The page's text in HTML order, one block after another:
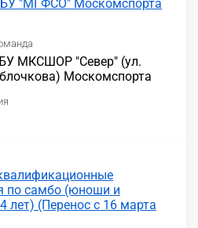
"МГФСО" Москомспорта
МКСШОР "Север" (ул.
Москомспорта
по самбо (юноши и
лет) (Перенос с 16 марта